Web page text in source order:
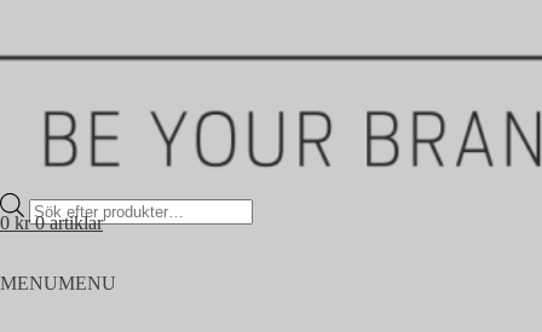
Products
search
0 kr 0 artiklar
MENUMENU